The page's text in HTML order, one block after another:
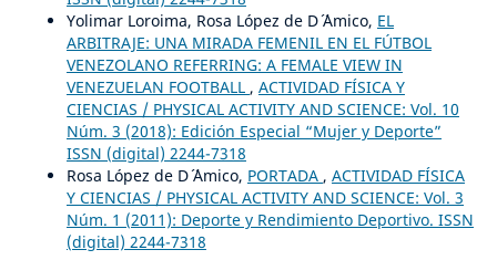
Yolimar Loroima, Rosa López de D´ ´Amico, EL
ARBITRAJE: UNA MIRADA FEMENIL EN EL FÚTBOL
VENEZOLANO REFERRING: A FEMALE VIEW IN
VENEZUELAN FOOTBALL , ACTIVIDAD FÍSICA Y
CIENCIAS / PHYSICAL ACTIVITY AND SCIENCE: Vol. 10
Núm. 3 (2018): Edición Especial “Mujer y Deporte”
ISSN (digital) 2244-7318
Rosa López de D´ ´Amico, PORTADA , ACTIVIDAD FÍSICA
Y CIENCIAS / PHYSICAL ACTIVITY AND SCIENCE: Vol. 3
Núm. 1 (2011): Deporte y Rendimiento Deportivo. ISSN
(digital) 2244-7318